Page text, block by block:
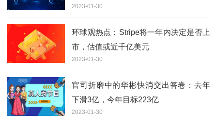
2023-01-30
环球观热点：Stripe将一年内决定是否上
市，估值或近千亿美元
2023-01-30
官司折磨中的华彬快消交出答卷：去年
下滑3亿，今年目标223亿
2023-01-30